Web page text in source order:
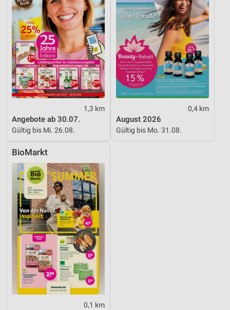
1,3 km
Angebote ab 30.07.
Gültig bis Mi. 26.08.
0,4 km
August 2026
Gültig bis Mo. 31.08.
BioMarkt
0,1 km
Funktional
Werbung